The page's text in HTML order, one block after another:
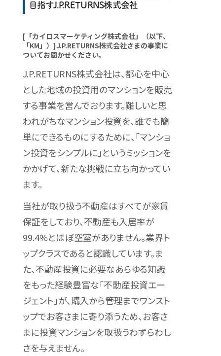
目指すJ.P.RETURNS株式会社
[「カイロスマーケティング株式会社」（以下、
「KM」）]J.P.RETURNS株式会社さまの事業に
ついてお聞かせください。
J.P.RETURNS株式会社は、都心を中心
とした地域の投資用のマンションを販売
する事業を営んでおります。難しいと思
われがちなマンション投資を、誰でも簡
単にできるものにするために、「マンショ
ン投資をシンプルに」というミッションを
かかげて、新たな挑戦に立ち向かってい
ます。
当社が取り扱う不動産はすべてが家賃
保証をしており、不動産も入居率が
99.4%とほぼ空室がありません。業界ト
ップクラスであると認識しています。ま
た、不動産投資に必要なあらゆる知識
をもった経験豊富な「不動産投資エー
ジェント」が、購入から管理までワンスト
ップでお客さまに寄り添うため、お客さ
まに投資マンションを取扱うわずらわし
さを与えません。